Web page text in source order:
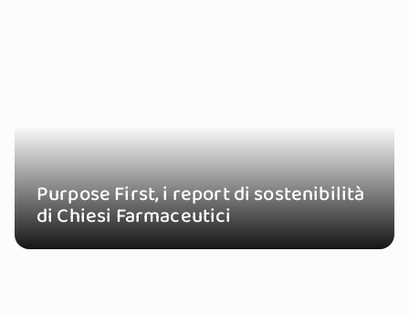
Purpose First, i report di sostenibilità
di Chiesi Farmaceutici